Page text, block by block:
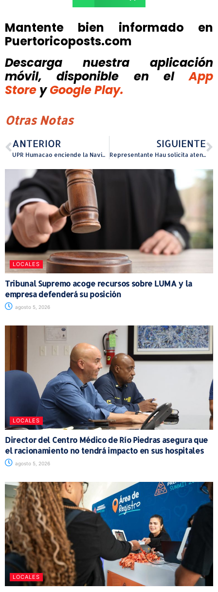
Mantente bien informado en
Puertoricoposts.com
Descarga nuestra aplicación
móvil, disponible
en el
App
Store y Google Play.
Otras Notas
ANTERIOR
UPR Humacao enciende la Navidad con el evento ¡No me quiero ir de aquí! – Búhos Fest Day
SIGUIENTE
Representante Hau solicita atender problema de falta de luminarias en Cayey y Cidra
LOCALES
Tribunal Supremo acoge recursos sobre LUMA y la
empresa defenderá su posición
agosto 5, 2026
LOCALES
Director del Centro Médico de Río Piedras asegura que
el racionamiento no tendrá impacto en sus hospitales
agosto 5, 2026
LOCALES